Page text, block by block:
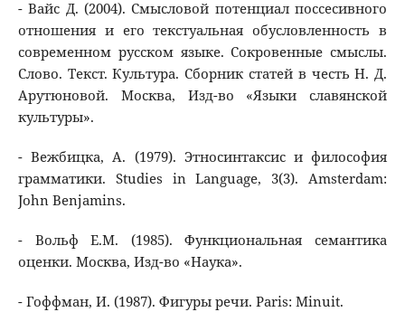
- Вайс Д. (2004). Смысловой потенциал поссесивного
отношения и его текстуальная обусловленность в
современном русском языке. Сокровенные смыслы.
Слово. Текст. Культура. Сборник статей в честь Н. Д.
Арутюновой. Москва, Изд-во «Языки славянской
культуры».
- Вежбицка, А. (1979). Этносинтаксис и философия
грамматики. Studies in Language, 3(3). Amsterdam:
John Benjamins.
- Вольф Е.М. (1985). Функциональная семантика
оценки. Москва, Изд-во «Наука».
- Гоффман, И. (1987). Фигуры речи. Paris: Minuit.